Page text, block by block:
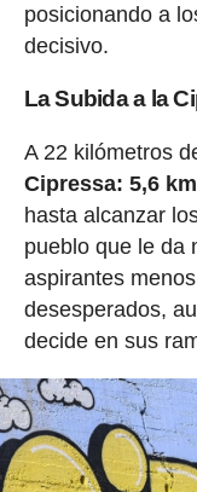
posicionando a
decisivo.
La Subida a la
A 22 kilómetros
Cipressa: 5,6
hasta alcanzar
pueblo que le da
aspirantes
desesperados,
decide en sus